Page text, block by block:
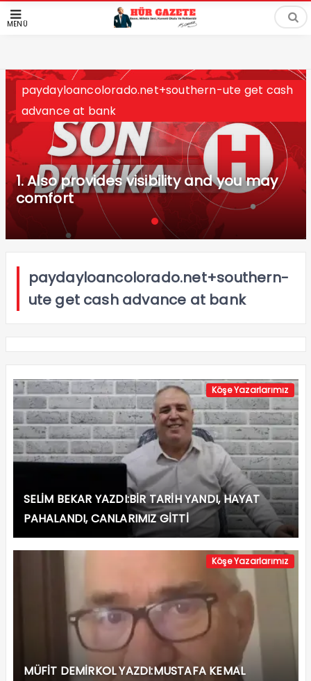
MENÜ
paydayloancolorado.net+southern-ute get cash
advance at bank
1. Also provides visibility and you may
comfort
paydayloancolorado.net+southern-
ute get cash advance at bank
Köşe Yazarlarımız
SELİM BEKAR YAZDI:BİR TARİH YANDI, HAYAT
PAHALANDI, CANLARIMIZ GİTTİ
Köşe Yazarlarımız
MÜFİT DEMİRKOL YAZDI:MUSTAFA KEMAL